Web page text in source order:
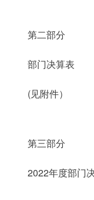
第二部分
部门决算表
(见附件）
第三部分
2022年度部门